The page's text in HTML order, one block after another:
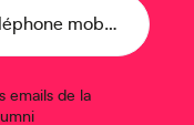
Téléphone mobile
emails de la